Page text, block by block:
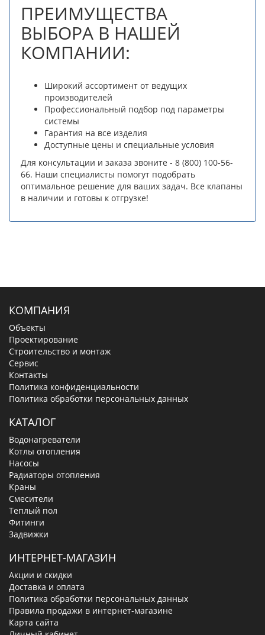
ПРЕИМУЩЕСТВА
ВЫБОРА В НАШЕЙ
КОМПАНИИ:
Широкий ассортимент от ведущих
производителей
Профессиональный подбор под параметры
системы
Гарантия на все изделия
Доступные цены и специальные условия
Для консультации и заказа звоните - 8 (800) 100-56-
66. Наши специалисты помогут подобрать
оптимальное решение для ваших задач. Все клапаны
в наличии и готовы к отгрузке!
КОМПАНИЯ
Объекты
Проектирование
Строительство и монтаж
Сервис
Контакты
Политика конфиденциальности
Политика обработки персональных данных
КАТАЛОГ
Водонагреватели
Котлы отопления
Насосы
Радиаторы отопления
Краны
Смесители
Теплый пол
Фитинги
Задвижки
ИНТЕРНЕТ-МАГАЗИН
Акции и скидки
Доставка и оплата
Политика обработки персональных данных
Правила продажи в интернет-магазине
Карта сайта